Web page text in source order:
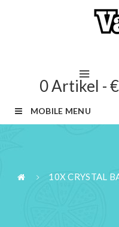
0 Artikel -
MOBILE MENU
10X CRYSTAL